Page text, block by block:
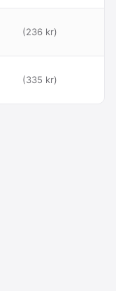
(236 kr)
(335 kr)